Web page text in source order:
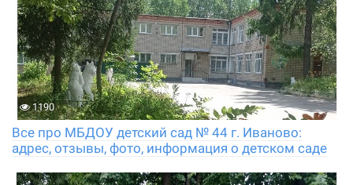
1190
Все про МБДОУ детский сад № 44 г. Иваново:
адрес, отзывы, фото, информация о детском саде